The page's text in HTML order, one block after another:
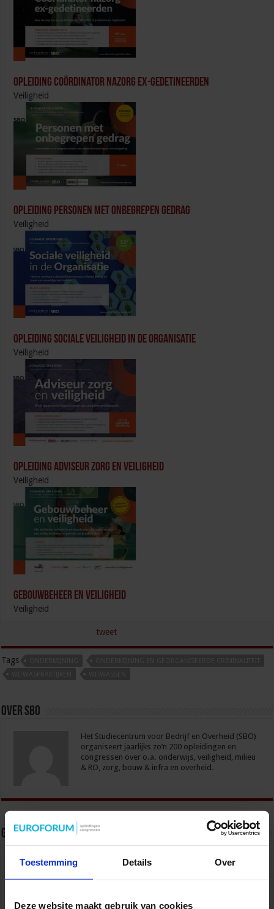
Toestemming Details Over
Deze website maakt gebruik van cookies
Opleiding Coördinator nazorg ex-gedetineerden
Veiligheid
Opleiding Personen met onbegrepen gedrag
Veiligheid
Opleiding Sociale Veiligheid in de Organisatie
Veiligheid
Opleiding Adviseur zorg en veiligheid
Veiligheid
Gebouwbeheer en veiligheid
Veiligheid
tweet
Tags
Over sbo
Het Studiecentrum voor Bedrijf en Overheid (SBO)
organiseert jaarlijks zo’n 200 opleidingen en
congressen over o.a. onderwijs, veiligheid, milieu
& RO, zorg, bouw & infra en overheid.
Gerelateerde Artikelen